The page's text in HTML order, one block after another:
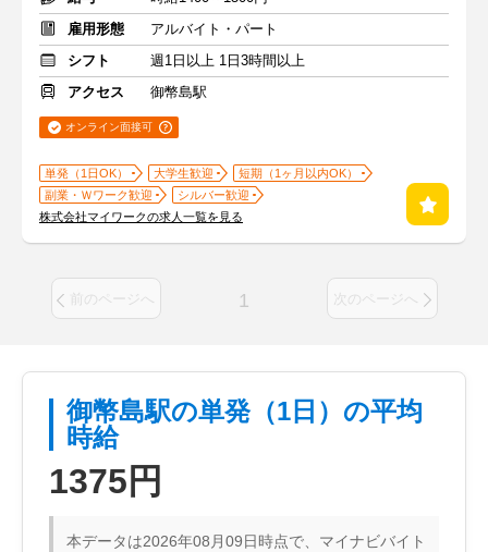
雇用形態
アルバイト・パート
シフト
週1日以上 1日3時間以上
アクセス
御幣島駅
オンライン面接可
単発（1日OK） 大学生歓迎
短期（1ヶ月以内OK）
副業・Ｗワーク歓迎
シルバー歓迎
株式会社マイワークの求人一覧を見る
前のページへ 1 次のページへ
御幣島駅の単発（1日）の平均
時給
1375円
本データは2026年08月09日時点で、マイナビバイト